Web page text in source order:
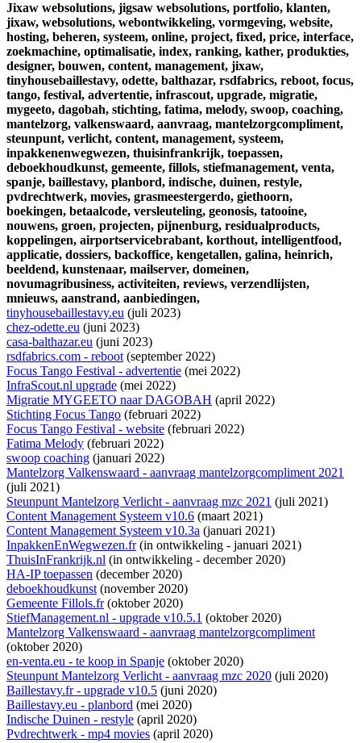
Jixaw websolutions, jigsaw websolutions, portfolio, klanten,
jixaw, websolutions, webontwikkeling, vormgeving, website,
hosting, beheren, systeem, online, project, fixed, price, interface,
zoekmachine, optimalisatie, index, ranking, kather, produkties,
designer, bouwen, content, management, jixaw,
tinyhousebaillestavy, odette, balthazar, rsdfabrics, reboot, focus,
tango, festival, advertentie, infrascout, upgrade, migratie,
mygeeto, dagobah, stichting, fatima, melody, swoop, coaching,
mantelzorg, valkenswaard, aanvraag, mantelzorgcompliment,
steunpunt, verlicht, content, management, systeem,
inpakkenenwegwezen, thuisinfrankrijk, toepassen,
deboekhoudkunst, gemeente, fillols, stiefmanagement, venta,
spanje, baillestavy, planbord, indische, duinen, restyle,
pvdrechtwerk, movies, grasmeestergerdo, giethoorn,
boekingen, betaalcode, versleuteling, geonosis, tatooine,
nouwens, groen, projecten, pijnenburg, residualproducts,
koppelingen, airportservicebrabant, korthout, intelligentfood,
applicatie, dossiers, backoffice, kengetallen, galina, heinrich,
beeldend, kunstenaar, mailserver, domeinen,
novumagribusiness, activiteiten, reviews, verzendlijsten,
mnieuws, aanstrand, aanbiedingen,
tinyhousebaillestavy.eu (juli 2023)
chez-odette.eu (juni 2023)
casa-balthazar.eu (juni 2023)
rsdfabrics.com - reboot(september 2022)
Focus Tango Festival - advertentie (mei 2022)
InfraScout.nl upgrade (mei 2022)
Migratie MYGEETO naar DAGOBAH (april 2022)
Stichting Focus Tango (februari 2022)
Focus Tango Festival - website (februari 2022)
Fatima Melody (februari 2022)
swoop coaching (januari 2022)
Mantelzorg Valkenswaard - aanvraag mantelzorgcompliment 2021
(juli 2021)
Steunpunt Mantelzorg Verlicht - aanvraag mzc 2021 (juli 2021)
Content Management Systeem v10.6 (maart 2021)
Content Management Systeem v10.3a (januari 2021)
InpakkenEnWegwezen.fr(in ontwikkeling - januari 2021)
ThuisInFrankrijk.nl (in ontwikkeling - december 2020)
HA-IP toepassen (december 2020)
deboekhoudkunst(november 2020)
Gemeente Fillols.fr(oktober 2020)
StiefManagement.nl - upgrade v10.5.1 (oktober 2020)
Mantelzorg Valkenswaard - aanvraag mantelzorgcompliment
(oktober 2020)
en-venta.eu - te koop in Spanje (oktober 2020)
Steunpunt Mantelzorg Verlicht - aanvraag mzc 2020 (juli 2020)
Baillestavy.fr - upgrade v10.5 (juni 2020)
Baillestavy.eu - planbord (mei 2020)
Indische Duinen - restyle (april 2020)
Pvdrechtwerk - mp4 movies (april 2020)